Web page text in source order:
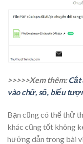
>>>>>Xem thêm:Cắt
vào chữ, số, biểu
Bạn cũng có thể thử
khác cũng tốt không
hướng dẫn trong bài